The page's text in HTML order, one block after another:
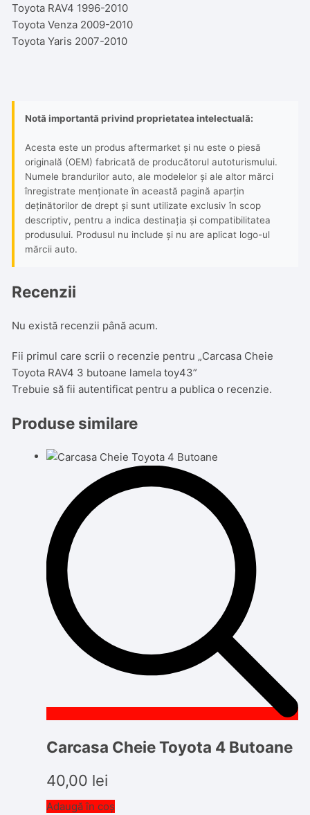
Toyota RAV4 1996-2010
Toyota Venza 2009-2010
Toyota Yaris 2007-2010
Notă importantă privind proprietatea intelectuală:
Acesta este un produs aftermarket și nu este o piesă
originală (OEM) fabricată de producătorul autoturismului.
Numele brandurilor auto, ale modelelor și ale altor mărci
înregistrate menționate în această pagină aparțin
deținătorilor de drept și sunt utilizate exclusiv în scop
descriptiv, pentru a indica destinația și compatibilitatea
produsului. Produsul nu include și nu are aplicat logo-ul
mărcii auto.
Recenzii
Nu există recenzii până acum.
Fii primul care scrii o recenzie pentru „Carcasa Cheie
Toyota RAV4 3 butoane lamela toy43”
Trebuie să fiiautentificat pentru a publica o recenzie.
Produse similare
Carcasa Cheie Toyota 4 Butoane
40,00 lei
Adaugă în coș